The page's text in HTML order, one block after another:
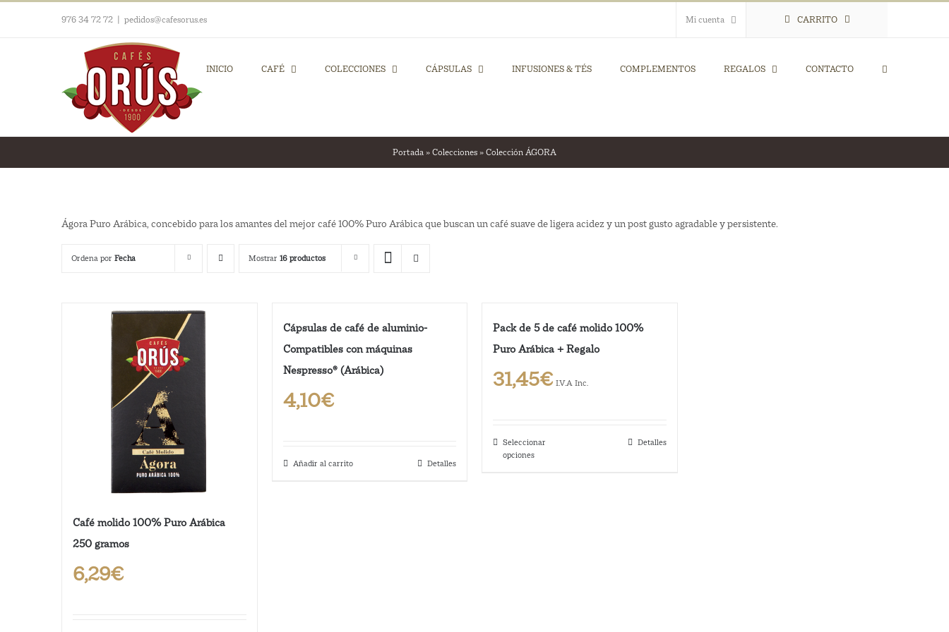
976 34 72 72 pedidos@cafesorus.es Mi cuenta CARRITO
INICIO CAFÉ COLECCIONES CÁPSULAS INFUSIONES & TÉS COMPLEMENTOS REGALOS CONTACTO
Portada»Colecciones»Colección ÁGORA
Ágora Puro Arábica, concebido para los amantes del mejor café 100% Puro Arábica que buscan un café suave de ligera acidez y un post gusto agradable y persistente.
Ordena por Fecha Mostrar 16 productos
Café molido 100% Puro Arábica
250 gramos
6,29€
Cápsulas de café de aluminio-
Compatibles con máquinas
Nespresso® (Arábica)
4,10€
Añadir al carrito Detalles
Pack de 5 de café molido 100%
Puro Arábica + Regalo
31,45€ I.V.A Inc.
Seleccionar
opciones
Detalles